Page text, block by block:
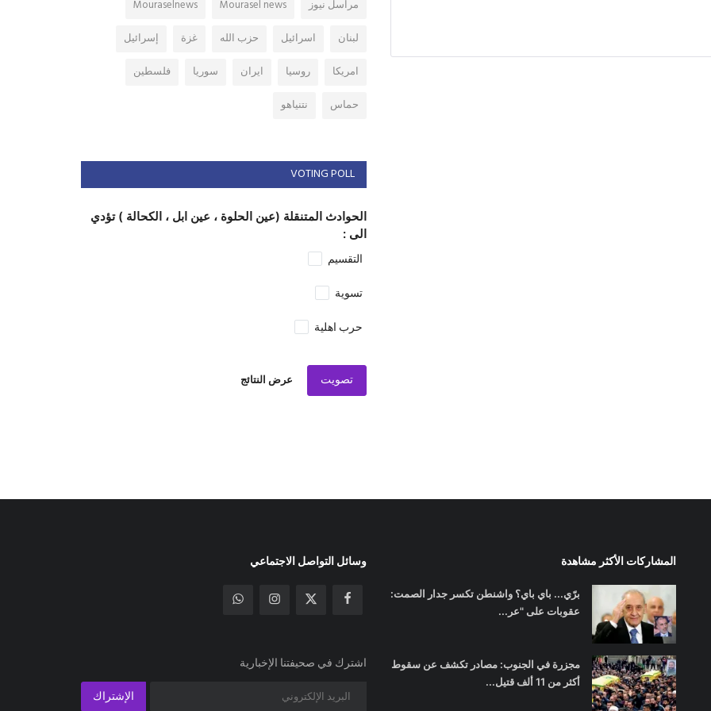
مراسل نيوز Mourasel news
Mouraselnews
لبنان
اسرائيل حزب الله غزة
إسرائيل
امريكا
روسيا ايران سوريا
فلسطين
حماس
نتنياهو
VOTING POLL
الحوادث المتنقلة (عين الحلوة ، عين ابل ، الكحالة ) تؤدي
الى :
التقسيم
تسوية
حرب اهلية
تصويت عرض النتائج
المشاركات الأكثر مشاهدة
برّي... باي باي؟ واشنطن تكسر جدار الصمت:
عقوبات على "عر...
مجزرة في الجنوب: مصادر تكشف عن سقوط
أكثر من 11 ألف قتيل...
وسائل التواصل الاجتماعي
اشترك في صحيفتنا الإخبارية
الإشتراك